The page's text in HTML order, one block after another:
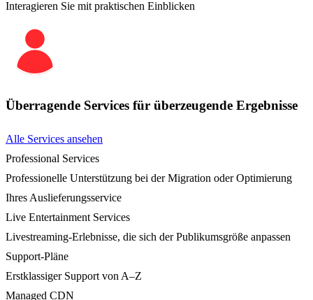
Interagieren Sie mit praktischen Einblicken
Überragende Services für überzeugende Ergebnisse
Alle Services ansehen
Professional Services
Professionelle Unterstützung bei der Migration oder Optimierung
Ihres Auslieferungsservice
Live Entertainment Services
Livestreaming-Erlebnisse, die sich der Publikumsgröße anpassen
Support-Pläne
Erstklassiger Support von A–Z
Managed CDN